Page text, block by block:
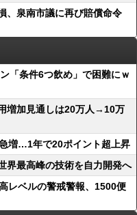
、泉南市議に再び賠償命令
「条件6つ飲め」で困難にｗ
増加見通しは20万人→10万
増…1年で20ポイント超上昇
界最高峰の技術を自力開発へ
レベルの警戒警報、1500便